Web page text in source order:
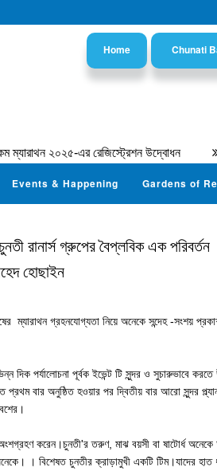
Home Chunati
২০২৫-এর রেজিস্ট্রেশন উদ্বোধন
Events & Happening Gardens of
রানার্স গ্রুপের বৈপ্লবিক এক পরিবর্তন
হোছাইন
ম্যারাথন গ্রহনযোগ্যতা নিয়ে অনেকে সন্দেহ -সংশয়
দিক পর্যালোচনা পূর্বক ইভেন্ট টি সুন্দর ও সুচারুভাবে
প্রথম বার অনুষ্ঠিত হওয়ার পর দ্বিতীয় বার আরো সুন্দর
করেন।চুনতী'র তরুণ, মাঝ বয়সী বা ষাটোর্ধ
। বিশেষত চুনতীর ক্রাড়ামুখী একটি টিম।যাদের হাত